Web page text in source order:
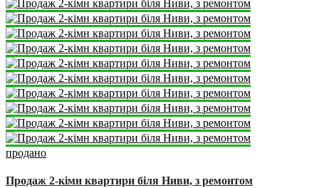
продано
Продаж 2-кімн квартири біля Ниви, з ремонтом